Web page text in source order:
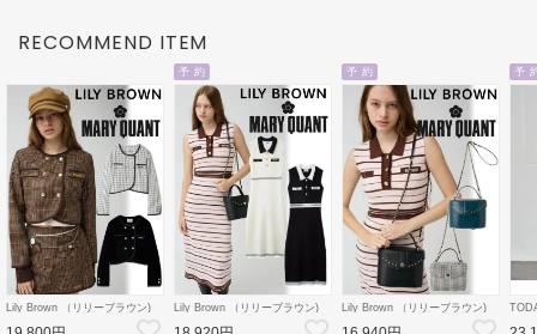
RECOMMEND ITEM
Lily Brown （リリーブラウン)
【LB×MARY QUANT】ダブル
予 約
Lily Brown （リリーブラウン)
【LB×MARY QUANT】ポロニ
予 約
Lily Brown （リリーブラウン)
【LB×MARY QUANT】スタッ
予